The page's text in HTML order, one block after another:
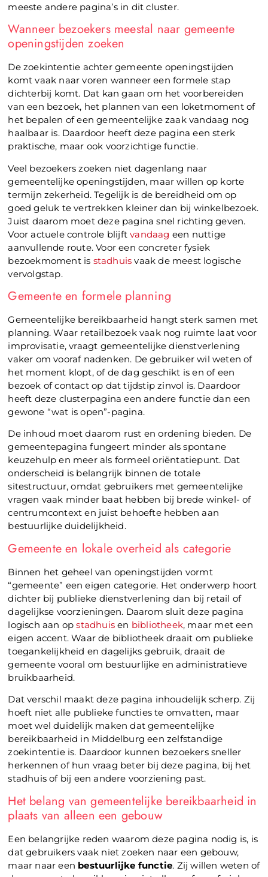
meeste andere pagina’s in dit cluster.
Wanneer bezoekers meestal naar gemeente
openingstijden zoeken
De zoekintentie achter gemeente openingstijden
komt vaak naar voren wanneer een formele stap
dichterbij komt. Dat kan gaan om het voorbereiden
van een bezoek, het plannen van een loketmoment of
het bepalen of een gemeentelijke zaak vandaag nog
haalbaar is. Daardoor heeft deze pagina een sterk
praktische, maar ook voorzichtige functie.
Veel bezoekers zoeken niet dagenlang naar
gemeentelijke openingstijden, maar willen op korte
termijn zekerheid. Tegelijk is de bereidheid om op
goed geluk te vertrekken kleiner dan bij winkelbezoek.
Juist daarom moet deze pagina snel richting geven.
Voor actuele controle blijftvandaag een nuttige
aanvullende route. Voor een concreter fysiek
bezoekmoment is stadhuis vaak de meest logische
vervolgstap.
Gemeente en formele planning
Gemeentelijke bereikbaarheid hangt sterk samen met
planning. Waar retailbezoek vaak nog ruimte laat voor
improvisatie, vraagt gemeentelijke dienstverlening
vaker om vooraf nadenken. De gebruiker wil weten of
het moment klopt, of de dag geschikt is en of een
bezoek of contact op dat tijdstip zinvol is. Daardoor
heeft deze clusterpagina een andere functie dan een
gewone “wat is open”-pagina.
De inhoud moet daarom rust en ordening bieden. De
gemeentepagina fungeert minder als spontane
keuzehulp en meer als formeel oriëntatiepunt. Dat
onderscheid is belangrijk binnen de totale
sitestructuur, omdat gebruikers met gemeentelijke
vragen vaak minder baat hebben bij brede winkel- of
centrumcontext en juist behoefte hebben aan
bestuurlijke duidelijkheid.
Gemeente en lokale overheid als categorie
Binnen het geheel van openingstijden vormt
“gemeente” een eigen categorie. Het onderwerp hoort
dichter bij publieke dienstverlening dan bij retail of
dagelijkse voorzieningen. Daarom sluit deze pagina
logisch aan opstadhuis en bibliotheek, maar met een
eigen accent. Waar de bibliotheek draait om publieke
toegankelijkheid en dagelijks gebruik, draait de
gemeente vooral om bestuurlijke en administratieve
bruikbaarheid.
Dat verschil maakt deze pagina inhoudelijk scherp. Zij
hoeft niet alle publieke functies te omvatten, maar
moet wel duidelijk maken dat gemeentelijke
bereikbaarheid in Middelburg een zelfstandige
zoekintentie is. Daardoor kunnen bezoekers sneller
herkennen of hun vraag beter bij deze pagina, bij het
stadhuis of bij een andere voorziening past.
Het belang van gemeentelijke bereikbaarheid in
plaats van alleen een gebouw
Een belangrijke reden waarom deze pagina nodig is, is
dat gebruikers vaak niet zoeken naar een gebouw,
maar naar een bestuurlijke functie. Zij willen weten of